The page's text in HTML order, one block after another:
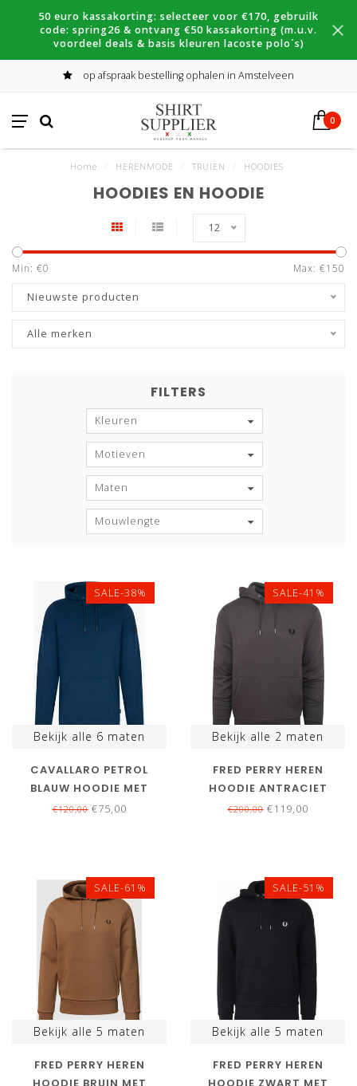
50 euro kassakorting: selecteer voor €170, gebruilk
code: spring26 & ontvang €50 kassakorting (m.u.v.
voordeel deals & basis kleuren lacoste polo´s)
op afspraak bestelling ophalen in Amstelveen
0
Home HERENMODE TRUIEN HOODIES
HOODIES EN HOODIE
12
Min: €0 Max: €150
Nieuwste producten
Alle merken
FILTERS
Kleuren
Motieven
Maten
Mouwlengte
SALE-38%
Bekijk alle 6 maten
CAVALLARO PETROL
BLAUW HOODIE MET
ZAKKEN
€120,00€75,00
SALE-41%
Bekijk alle 2 maten
FRED PERRY HEREN
HOODIE ANTRACIET
GRIJS GUNMETAL MET
€200,00€119,00
SALE-61%
Bekijk alle 5 maten
FRED PERRY HEREN
HOODIE BRUIN MET
SALE-51%
Bekijk alle 5 maten
FRED PERRY HEREN
HOODIE ZWART MET